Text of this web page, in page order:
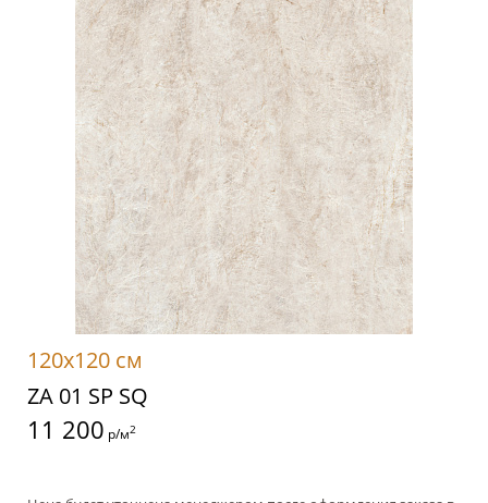
120x120 см
ZA 01 SP SQ
11 200 р/м2